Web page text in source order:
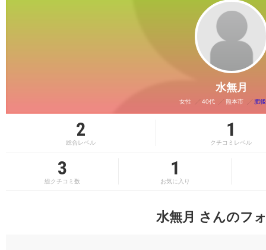
水無月
女性 40代 熊本市 肥
2
総合レベル
1
クチコミレベル
3
総クチコミ数
1
お気に入り
水無月 さんのフ